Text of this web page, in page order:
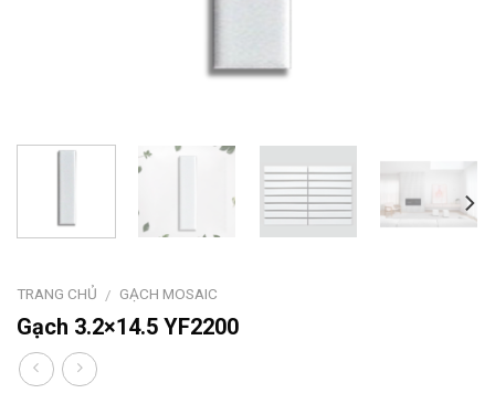
TRANG CHỦ / GẠCH MOSAIC
Gạch 3.2×14.5 YF2200